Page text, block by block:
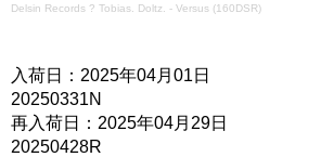
Delsin Records ? Tobias. Doltz. - Versus (160DSR)
入荷日：2025年04月01日
20250331N
再入荷日：2025年04月29日
20250428R